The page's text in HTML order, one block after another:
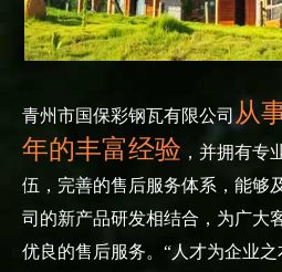
青州市国保彩钢瓦有限公司从
年的丰富经验 ，并拥有专
伍，完善的售后服务体系，能够
司的新产品研发相结合，为广大
优良的售后服务。“人才为企业